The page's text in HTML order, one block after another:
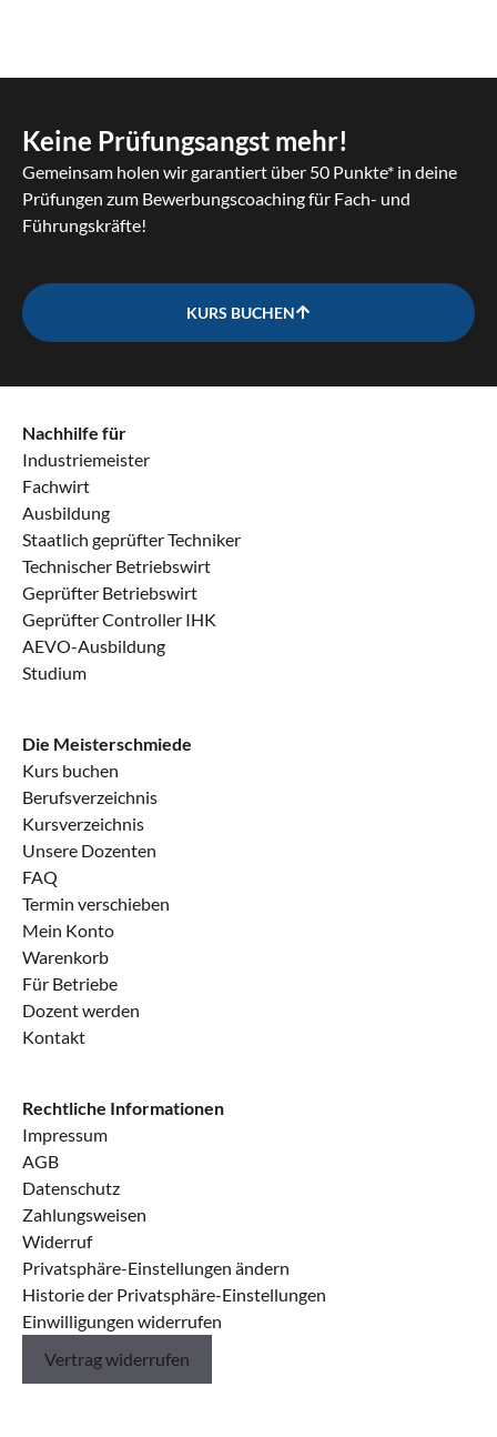
Keine Prüfungsangst mehr!
Gemeinsam holen wir garantiert über 50 Punkte* in deine
Prüfungen zum Bewerbungscoaching für Fach- und
Führungskräfte!
KURS BUCHEN
Nachhilfe für
Industriemeister
Fachwirt
Ausbildung
Staatlich geprüfter Techniker
Technischer Betriebswirt
Geprüfter Betriebswirt
Geprüfter Controller IHK
AEVO-Ausbildung
Studium
Die Meisterschmiede
Kurs buchen
Berufsverzeichnis
Kursverzeichnis
Unsere Dozenten
FAQ
Termin verschieben
Mein Konto
Warenkorb
Für Betriebe
Dozent werden
Kontakt
Rechtliche Informationen
Impressum
AGB
Datenschutz
Zahlungsweisen
Widerruf
Privatsphäre-Einstellungen ändern
Historie der Privatsphäre-Einstellungen
Einwilligungen widerrufen
Vertrag widerrufen